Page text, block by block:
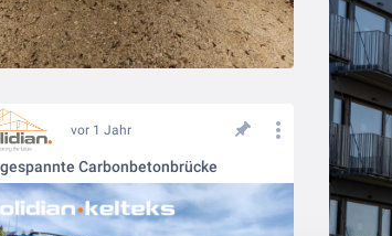
vor 1 Jahr
Carbonbetonbrücke